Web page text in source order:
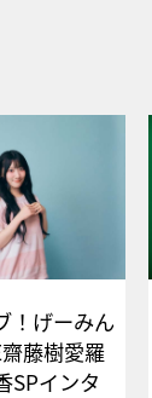
！げーみん
藤樹愛羅
SPインタ